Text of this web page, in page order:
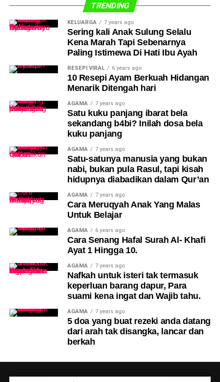
TRENDING
KELUARGA 7 years ago
Sering kali Anak Sulung Selalu
Kena Marah Tapi Sebenarnya
Paling Istimewa Di Hati Ibu Ayah
RESEPI VIRAL 6 years ago
10 Resepi Ayam Berkuah Hidangan
Menarik Ditengah hari
AGAMA 7 years ago
Satu kuku panjang ibarat bela
sekandang b4bi? Inilah dosa bela
kuku panjang
AGAMA 7 years ago
Satu-satunya manusia yang bukan
nabi, bukan pula Rasul, tapi kisah
hidupnya diabadikan dalam Qur’an
AGAMA 7 years ago
Cara Meruqyah Anak Yang Malas
Untuk Belajar
AGAMA 6 years ago
Cara Senang Hafal Surah Al- Khafi
Ayat 1 Hingga 10.
AGAMA 7 years ago
Nafkah untuk isteri tak termasuk
keperluan barang dapur, Para
suami kena ingat dan Wajib tahu.
AGAMA 7 years ago
5 doa yang buat rezeki anda datang
dari arah tak disangka, lancar dan
berkah